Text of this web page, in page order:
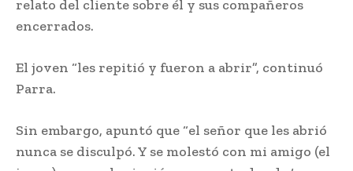
relato del cliente sobre él y sus compañeros
encerrados.
El joven “les repitió y fueron a abrir”, continuó
Parra.
Sin embargo, apuntó que “el señor que les abrió
nunca se disculpó. Y se molestó con mi amigo (el